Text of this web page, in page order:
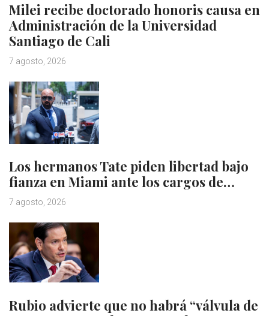
Milei recibe doctorado honoris causa en
Administración de la Universidad
Santiago de Cali
7 agosto, 2026
Los hermanos Tate piden libertad bajo
fianza en Miami ante los cargos de…
7 agosto, 2026
Rubio advierte que no habrá “válvula de